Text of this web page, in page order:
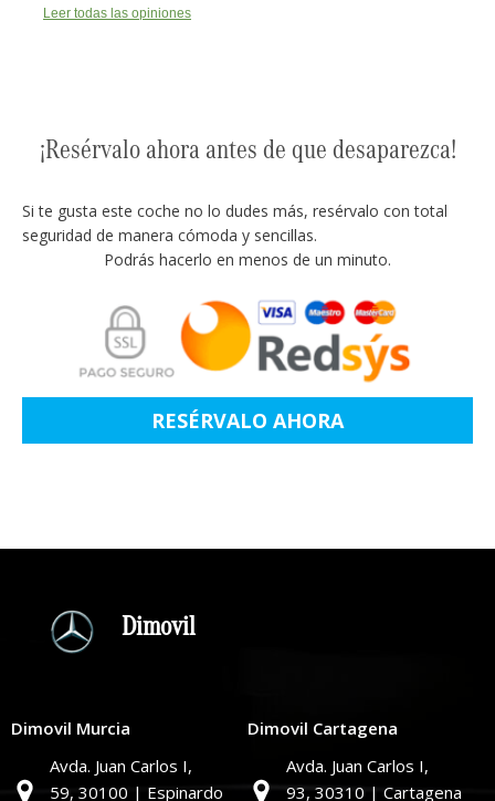
Leer todas las opiniones
¡Resérvalo ahora antes de que desaparezca!
Si te gusta este coche no lo dudes más, resérvalo con total
seguridad de manera cómoda y sencillas.
Podrás hacerlo en menos de un minuto.
RESÉRVALO AHORA
Dimovil
Dimovil Murcia
Avda. Juan Carlos I,
59, 30100 | Espinardo
Dimovil Cartagena
Avda. Juan Carlos I,
93, 30310 | Cartagena